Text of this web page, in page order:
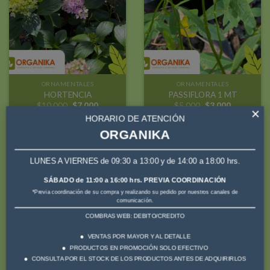
a la
lista de
deseos
ORNAMENTALES
HORTENCIA
$10.000 El
original
$10.000.
$7.000El
actual
es:
$7.000.
a la
lista de
deseos
ORNAMENTALES
PASSIFLORA 1 MT
$5.000 El
$3.000El
precio
actual
Añadir
a la
lista de
a la
HORARIO DE ATENCIÓN
ORGANIKA
LUNES A VIERNES de 09:30 a 13:00 y de 14:00 a 18:00 hrs.
×
SÁBADO de 11:00 a 16:00 hrs. PREVIA COORDINACIÓN
*Previa coordinación de su compra y realizando su pedido por nuestros canales de
comunicación.
COMBRAS WEB: DEBITO/CREDITO
VENTAS POR MAYOR Y AL DETALLE
PRODUCTOS EN PROMOCIÓN SOLO EFECTIVO
CONSULTA POR EL STOCK DE LOS PRODUCTOS ANTES DE ADQUIRIRLOS